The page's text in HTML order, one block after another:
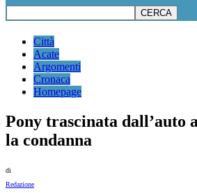
Città
Acate
Argomenti
Cronaca
Homepage
Pony trascinata dall’auto
la condanna
di
Redazione